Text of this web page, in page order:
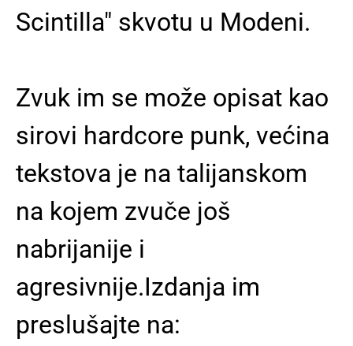
Scintilla" skvotu u Modeni.
Zvuk im se može opisat kao
sirovi hardcore punk, većina
tekstova je na talijanskom
na kojem zvuče još
nabrijanije i
agresivnije.Izdanja im
preslušajte na: